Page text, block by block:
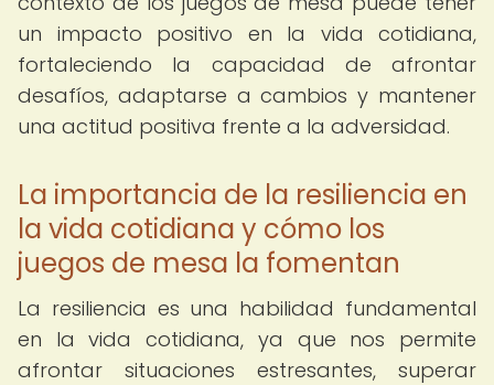
un impacto positivo en la vida cotidiana,
fortaleciendo la capacidad de afrontar
desafíos, adaptarse a cambios y mantener
una actitud positiva frente a la adversidad.
La importancia de la resiliencia en
la vida cotidiana y cómo los
juegos de mesa la fomentan
La resiliencia es una habilidad fundamental
en la vida cotidiana, ya que nos permite
afrontar situaciones estresantes, superar